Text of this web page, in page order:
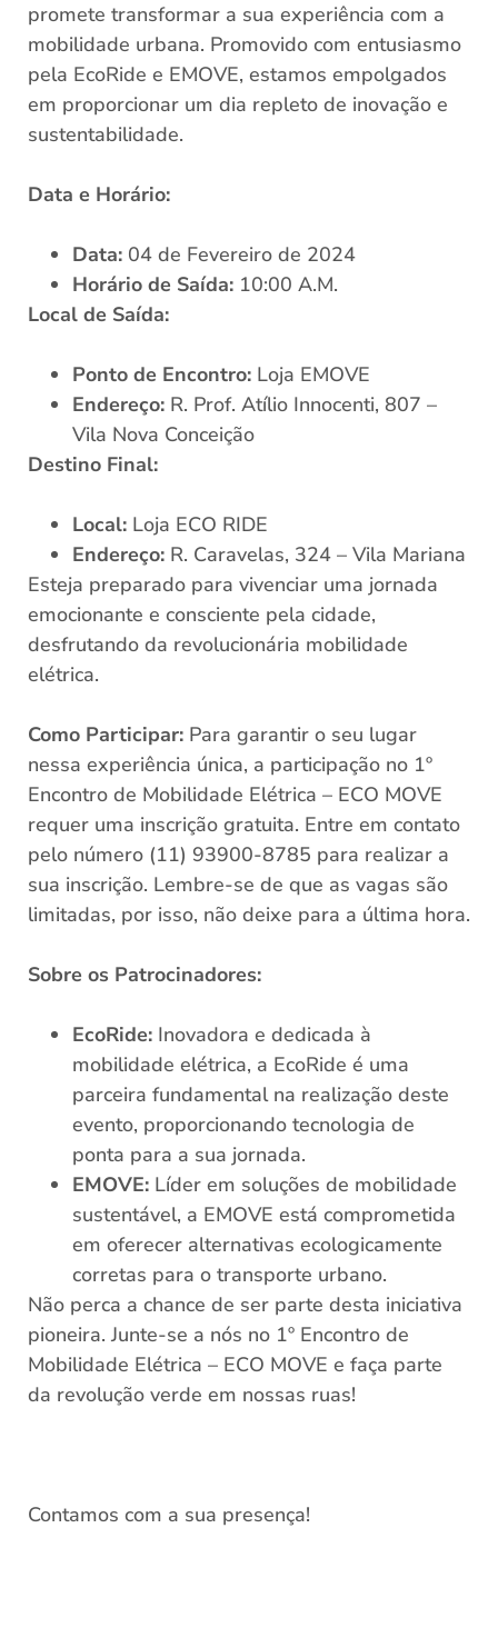
promete transformar a sua experiência com a
mobilidade urbana. Promovido com entusiasmo
pela EcoRide e EMOVE, estamos empolgados
em proporcionar um dia repleto de inovação e
sustentabilidade.
Data e Horário:
Data: 04 de Fevereiro de 2024
Horário de Saída: 10:00 A.M.
Local de Saída:
Ponto de Encontro: Loja EMOVE
Endereço: R. Prof. Atílio Innocenti, 807 –
Vila Nova Conceição
Destino Final:
Local: Loja ECO RIDE
Endereço: R. Caravelas, 324 – Vila Mariana
Esteja preparado para vivenciar uma jornada
emocionante e consciente pela cidade,
desfrutando da revolucionária mobilidade
elétrica.
Como Participar: Para garantir o seu lugar
nessa experiência única, a participação no 1º
Encontro de Mobilidade Elétrica – ECO MOVE
requer uma inscrição gratuita. Entre em contato
pelo número (11) 93900-8785 para realizar a
sua inscrição. Lembre-se de que as vagas são
limitadas, por isso, não deixe para a última hora.
Sobre os Patrocinadores:
EcoRide: Inovadora e dedicada à
mobilidade elétrica, a EcoRide é uma
parceira fundamental na realização deste
evento, proporcionando tecnologia de
ponta para a sua jornada.
EMOVE: Líder em soluções de mobilidade
sustentável, a EMOVE está comprometida
em oferecer alternativas ecologicamente
corretas para o transporte urbano.
Não perca a chance de ser parte desta iniciativa
pioneira. Junte-se a nós no 1º Encontro de
Mobilidade Elétrica – ECO MOVE e faça parte
da revolução verde em nossas ruas!
Contamos com a sua presença!
Não Perca Tempo
Adquira já seu patinete
Cadastre-se para receber as melhores
RECEBER
Promoção válida por tempo limitado